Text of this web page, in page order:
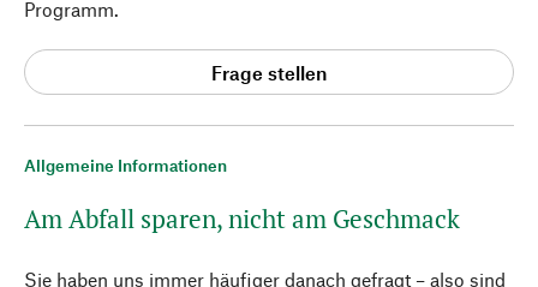
Allgemeine Informationen
Am Abfall sparen, nicht am Geschmack
Sie haben uns immer häufiger danach gefragt – also sind
Programm.
Frage stellen